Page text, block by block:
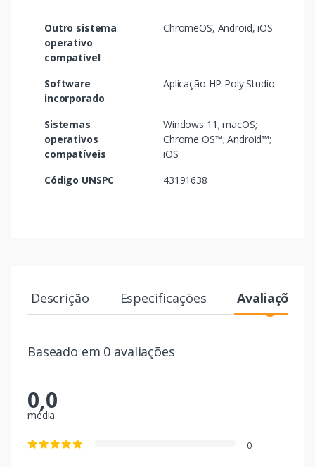
Outro sistema
operativo
compatível
ChromeOS, Android, iOS
Software
incorporado
Aplicação HP Poly Studio
Sistemas
operativos
compatíveis
Windows 11; macOS;
Chrome OS™; Android™;
iOS
Código UNSPC
43191638
Descrição Especificações Avaliações
Baseado em 0 avaliações
0,0
média
0